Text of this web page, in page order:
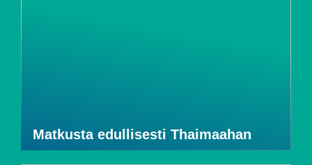
Matkusta edullisesti Thaimaahan